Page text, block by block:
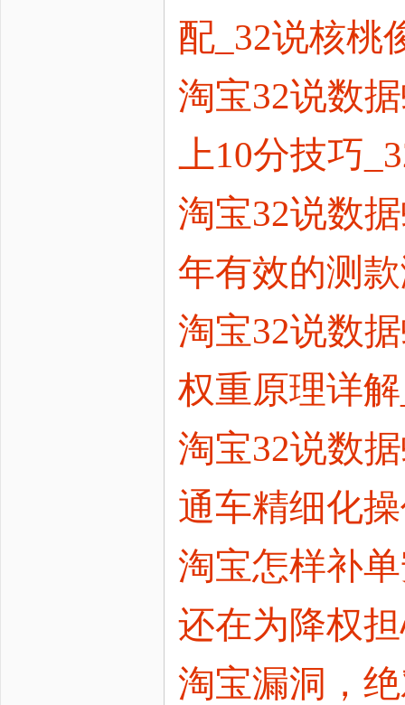
配_32说核桃
淘宝32说数
上10分技巧
淘宝32说数
年有效的测
淘宝32说数
权重原理详
淘宝32说数
通车精细化
淘宝怎样补
还在为降权
淘宝漏洞，